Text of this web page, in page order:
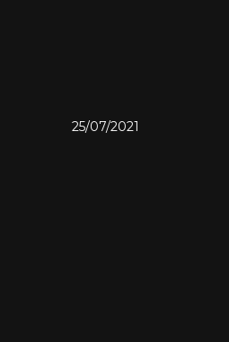
25/07/2021